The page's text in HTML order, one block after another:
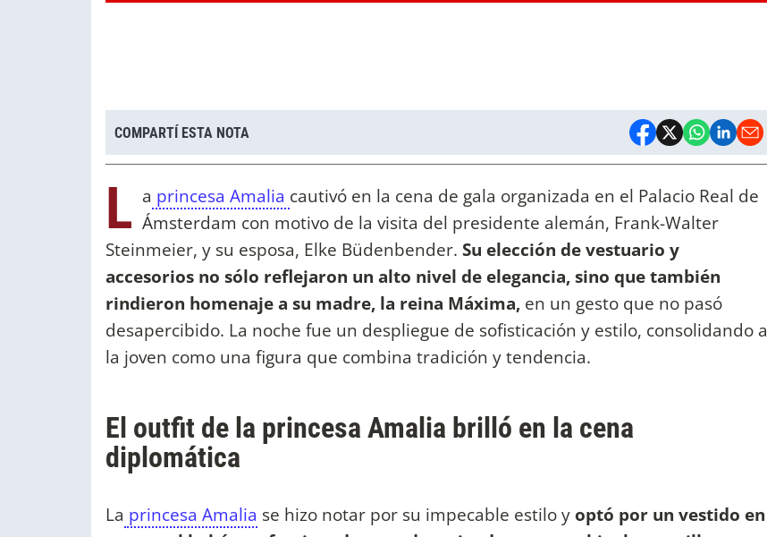
COMPARTÍ ESTA NOTA
L a princesa Amalia cautivó en la cena de gala organizada en el Palacio Real de
Ámsterdam con motivo de la visita del presidente alemán, Frank-Walter
Steinmeier, y su esposa, Elke Büdenbender. Su elección de vestuario y
accesorios no sólo reflejaron un alto nivel de elegancia, sino que también
rindieron homenaje a su madre, la reina Máxima, en un gesto que no pasó
desapercibido. La noche fue un despliegue de sofisticación y estilo, consolidando a
la joven como una figura que combina tradición y tendencia.
El outfit de la princesa Amalia brilló en la cena
diplomática
La princesa Amalia se hizo notar por su impecable estilo y optó por un vestido en